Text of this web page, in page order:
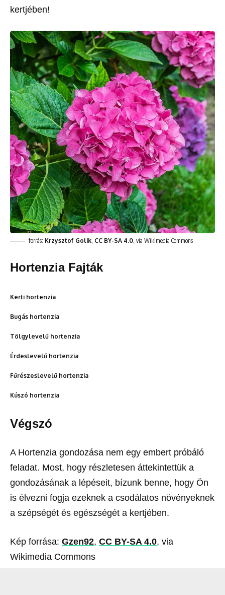
kertjében!
forrás: Krzysztof Golik CC BY-SA 4.0 , via Wikimedia Commons
Hortenzia Fajták
Kerti hortenzia
Bugás hortenzia
Tölgylevelű hortenzia
Érdeslevelű hortenzia
Fűrészeslevelű hortenzia
Kúszó hortenzia
Végszó
A Hortenzia gondozása nem egy embert próbáló
feladat. Most, hogy részletesen áttekintettük a
gondozásának a lépéseit, bízunk benne, hogy Ön
is élvezni fogja ezeknek a csodálatos növényeknek
a szépségét és egészségét a kertjében.
Kép forrása: Gzen92, CC BY-SA 4.0, via
Wikimedia Commons